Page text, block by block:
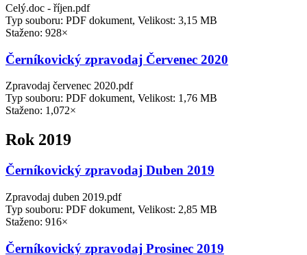
Celý.doc - říjen.pdf
Typ souboru: PDF dokument, Velikost: 3,15 MB
Staženo: 928×
Černíkovický zpravodaj Červenec 2020
Zpravodaj červenec 2020.pdf
Typ souboru: PDF dokument, Velikost: 1,76 MB
Staženo: 1,072×
Rok 2019
Černíkovický zpravodaj Duben 2019
Zpravodaj duben 2019.pdf
Typ souboru: PDF dokument, Velikost: 2,85 MB
Staženo: 916×
Černíkovický zpravodaj Prosinec 2019